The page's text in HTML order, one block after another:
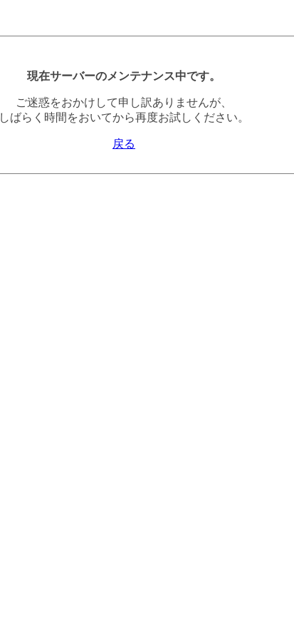
現在サーバーのメンテナンス中です。
ご迷惑をおかけして申し訳ありませんが、
しばらく時間をおいてから再度お試しください。
戻る